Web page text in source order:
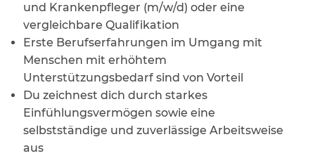
und Krankenpfleger (m/w/d) oder eine
vergleichbare Qualifikation
Erste Berufserfahrungen im Umgang mit
Menschen mit erhöhtem
Unterstützungsbedarf sind von Vorteil
Du zeichnest dich durch starkes
Einfühlungsvermögen sowie eine
selbstständige und zuverlässige Arbeitsweise
aus